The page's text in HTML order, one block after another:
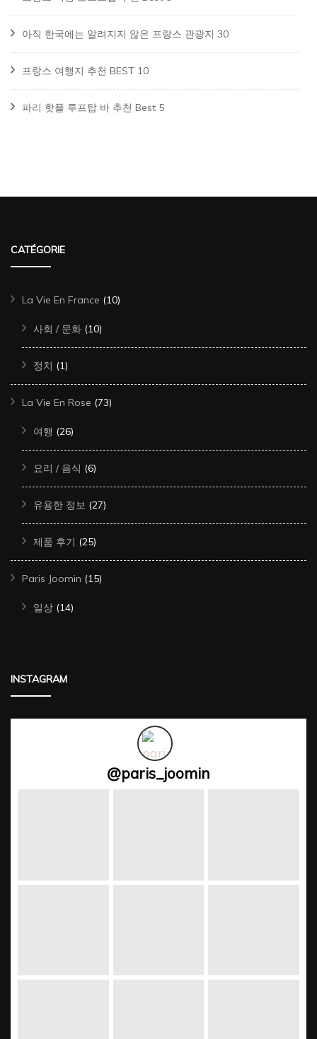
아직 한국에는 알려지지 않은 프랑스 관광지 30
프랑스 여행지 추천 BEST 10
파리 핫플 루프탑 바 추천 Best 5
CATÉGORIE
La Vie En France (10)
사회 / 문화 (10)
정치 (1)
La Vie En Rose (73)
여행 (26)
요리 / 음식 (6)
유용한 정보 (27)
제품 후기 (25)
Paris Joomin (15)
일상 (14)
INSTAGRAM
@paris_joomin